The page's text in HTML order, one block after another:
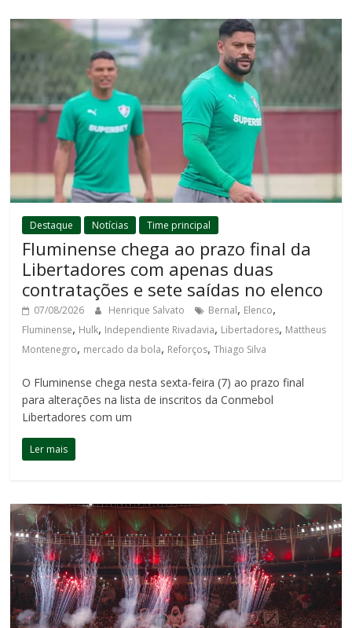
Destaque Notícias Time principal
Fluminense chega ao prazo final da
Libertadores com apenas duas
contratações e sete saídas no elenco
07/08/2026 Henrique Salvato Bernal, Elenco,
Fluminense, Hulk, Independiente Rivadavia, Libertadores, Mattheus
Montenegro, mercado da bola, Reforços,Thiago Silva
O Fluminense chega nesta sexta-feira (7) ao prazo final
para alterações na lista de inscritos da Conmebol
Libertadores com um
Ler mais